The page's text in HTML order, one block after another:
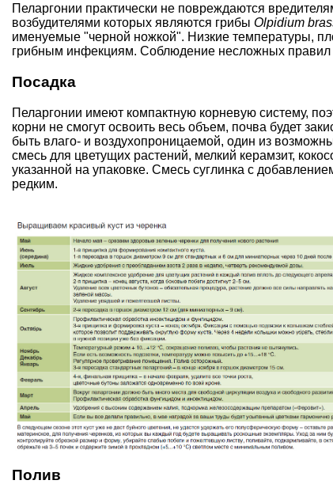
Пеларгонии практически не повреждаются
возбудителями которых являются грибы Olpidium
именуемые "черной ножкой". Низкие температуры,
грибным инфекциям. Соблюдение несложных правил
Посадка
Пеларгонии имеют компактную корневую систему,
корни не смогут освоить весь объем, почва будет
быть влаго- и воздухопроницаемой, один из
смесь для цветущих растений, мелкий керамзит,
указанной на упаковке. Смесь суглинка с
редким.
Полив